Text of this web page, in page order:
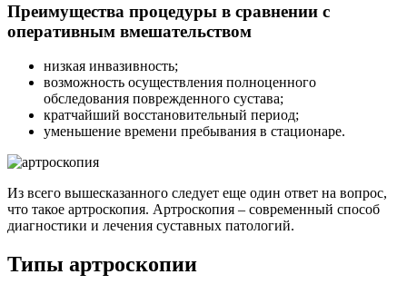
Преимущества процедуры в сравнении с
оперативным вмешательством
низкая инвазивность;
возможность осуществления полноценного
обследования поврежденного сустава;
кратчайший восстановительный период;
уменьшение времени пребывания в стационаре.
Из всего вышесказанного следует еще один ответ на вопрос,
что такое артроскопия. Артроскопия – современный способ
диагностики и лечения суставных патологий.
Типы артроскопии